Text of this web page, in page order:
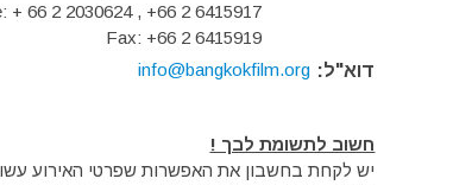
+ 66 2 2030624 , +66 2 6415917
Fax: +66 2 6415919
דוא"ל: info@bangkokfilm.org
חשוב לתשומת לבך !
יש לקחת בחשבון את האפשרות שפרטי האירוע